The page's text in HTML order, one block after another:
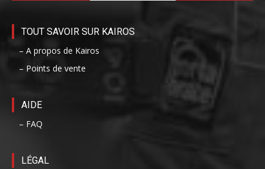
TOUT SAVOIR SUR KAIROS
– A propos de Kairos
– Points de vente
AIDE
– FAQ
LÉGAL